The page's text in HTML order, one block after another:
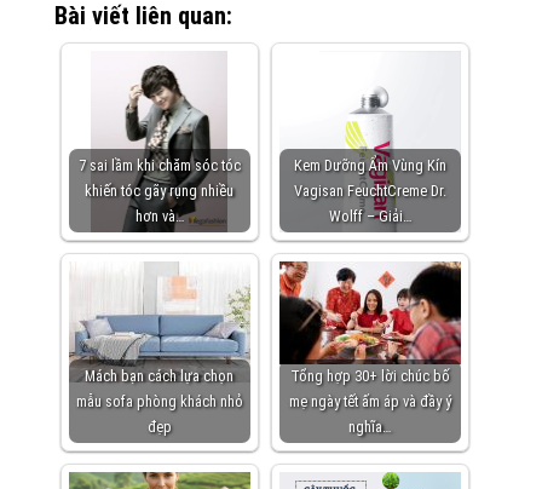
Bài viết liên quan:
7 sai lầm khi chăm sóc tóc
khiến tóc gãy rụng nhiều
hơn và…
Kem Dưỡng Ẩm Vùng Kín
Vagisan FeuchtCreme Dr.
Wolff – Giải…
Mách bạn cách lựa chọn
mẫu sofa phòng khách nhỏ
đẹp
Tổng hợp 30+ lời chúc bố
mẹ ngày tết ấm áp và đầy ý
nghĩa…